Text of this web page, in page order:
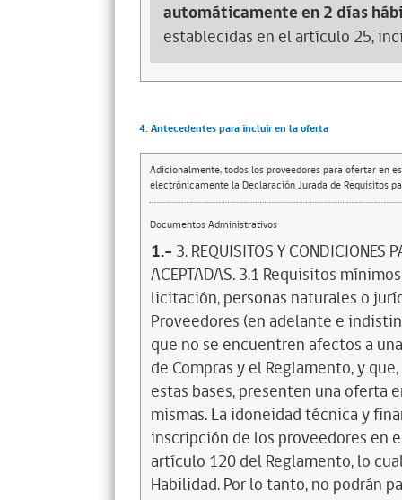
automáticamente en 2 días
establecidas en el artículo 25,
4. Antecedentes para incluir en la oferta
Adicionalmente, todos los proveedores para ofertar en
electrónicamente la Declaración Jurada de Requisitos
Documentos Administrativos
1.- 3. REQUISITOS Y CONDICIONES
ACEPTADAS. 3.1 Requisitos
licitación, personas naturales o
Proveedores (en adelante e
que no se encuentren afectos a
de Compras y el Reglamento, y
estas bases, presenten una oferta
mismas. La idoneidad técnica y
inscripción de los proveedores en
artículo 120 del Reglamento, lo
Habilidad. Por lo tanto, no podrán